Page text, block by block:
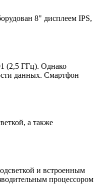
8" дисплеем IPS,
(2,5 ГГц). Однако
данных. Смартфон
а также
и встроенным
процессором